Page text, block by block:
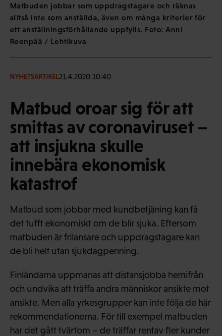
Matbuden jobbar som uppdragstagare och räknas
alltså inte som anställda, även om många kriterier för
ett anställningsförhållande uppfylls. Foto: Anni
Reenpää / Lehtikuva
NYHETSARTIKEL21.4.2020 10:40
Matbud oroar sig för att
smittas av coronaviruset –
att insjukna skulle
innebära ekonomisk
katastrof
Matbud som jobbar med kundbetjäning kan få
det tufft ekonomiskt om de blir sjuka. Eftersom
matbuden är frilansare och uppdragstagare kan
de bli helt utan sjukdagpenning.
Finländarna uppmanas att distansjobba hemifrån
och undvika att träffa andra människor ansikte mot
ansikte. Men alla yrkesgrupper kan inte följa de här
rekommendationerna. För till exempel matbuden
har det gått tvärtom – de träffar rentav fler kunder